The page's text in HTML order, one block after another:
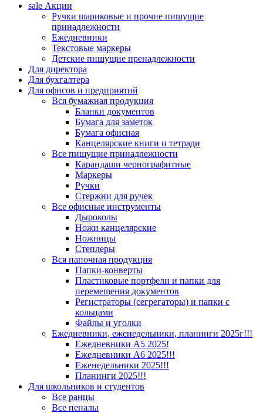
sale Акции
Ручки шариковые и прочие пишущие
принадлежности
Ежедневники
Текстовые маркеры
Детские пишущие пренадлежности
Для директора
Для бухгалтера
Для офисов и предприятий
Вся бумажная продукция
Бланки документов
Бумага для заметок
Бумага офисная
Канцелярские книги и тетради
Все пишущие принадлежности
Карандаши чернографитные
Маркеры
Ручки
Стержни для ручек
Все офисные инструменты
Дыроколы
Ножи канцелярские
Ножницы
Степлеры
Вся папочная продукция
Папки-конверты
Пластиковые портфели и папки для
перемещения документов
Регистраторы (сегрегаторы) и папки с
кольцами
Файлы и уголки
Ежедневники, еженедельники, планинги 2025г!!!
Ежедневники А5 2025!
Ежедневники А6 2025!!!
Еженедельники 2025!!!
Планинги 2025!!!
Для школьников и студентов
Все ранцы
Все пеналы